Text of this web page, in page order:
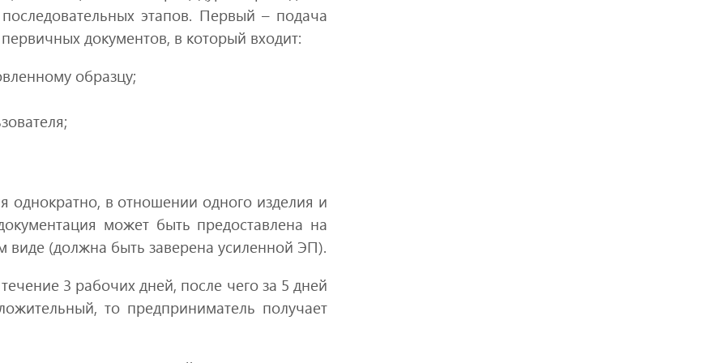
этапов. Первый – подача
документов, в который входит:
образцу;
однократно, в отношении одного изделия и
может быть предоставлена на
виде (должна быть заверена усиленной ЭП).
3 рабочих дней, после чего за 5 дней
то предприниматель получает